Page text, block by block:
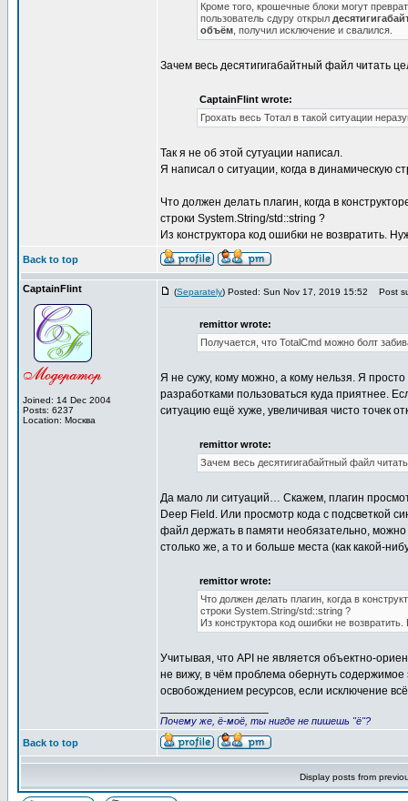
Кроме того, крошечные блоки могут
пользователь сдуру открыл
объём , получил исключение и свалился.
Зачем весь десятигигабайтный файл читать
CaptainFlint wrote:
Грохать весь Тотал в такой ситуации
Так я не об этой сутуации написал.
Я написал о ситуации, когда в динамическую
Что должен делать плагин, когда в
строки System.String/std::string ?
Из конструктора код ошибки не возвратить.
Back to top
CaptainFlint
Joined: 14 Dec 2004
Posts: 6237
Location: Москва
(Separately) Posted: Sun Nov 17, 2019 15:52 Post
remittor wrote:
Получается, что TotalCmd можно болт
Я не сужу, кому можно, а кому нельзя. Я
разработками пользоваться куда приятнее.
ситуацию ещё хуже, увеличивая чисто точек
remittor wrote:
Зачем весь десятигигабайтный файл
Да мало ли ситуаций… Скажем, плагин
Deep Field. Или просмотр кода с подсветкой
файл держать в памяти необязательно,
столько же, а то и больше места (как какой-
remittor wrote:
Что должен делать плагин, когда в
строки System.String/std::string ?
Из конструктора код ошибки не
Учитывая, что API не является объектно-
не вижу, в чём проблема обернуть
освобождением ресурсов, если исключение
Почему же, ё-моё, ты нигде не пишешь "ё"?
Back to top
Display posts from